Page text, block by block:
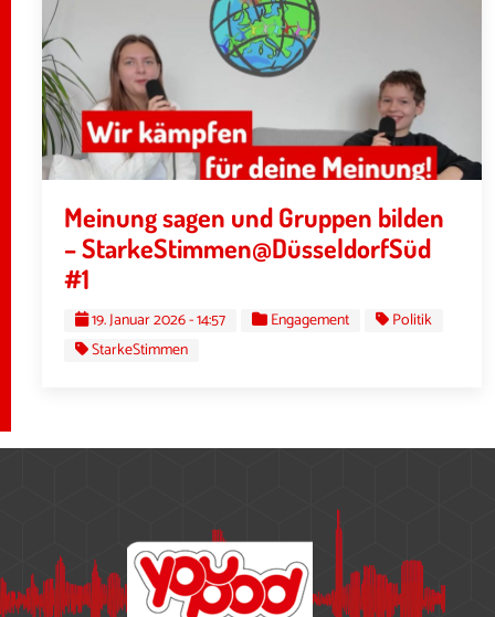
Meinung sagen und Gruppen bilden
– StarkeStimmen@DüsseldorfSüd
#1
19. Januar 2026 - 14:57 Engagement
Politik
StarkeStimmen